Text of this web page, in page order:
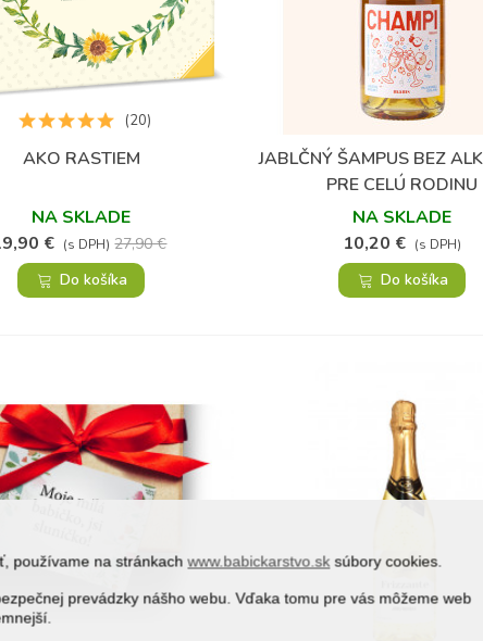
používame na stránkachwww.babickarstvo.sk súbory cookies.
prevádzky nášho webu. Vďaka tomu pre vás môžeme web
Obľúbené
AKO RASTIEM
NA SKLADE
€ (s DPH) 27,90 €
(20)
Do košíka
Obľúbené
JABLČNÝ ŠAMPUS BEZ
PRE CELÚ RODINU
NA SKLADE
10,20 € (s DPH)
Do košíka